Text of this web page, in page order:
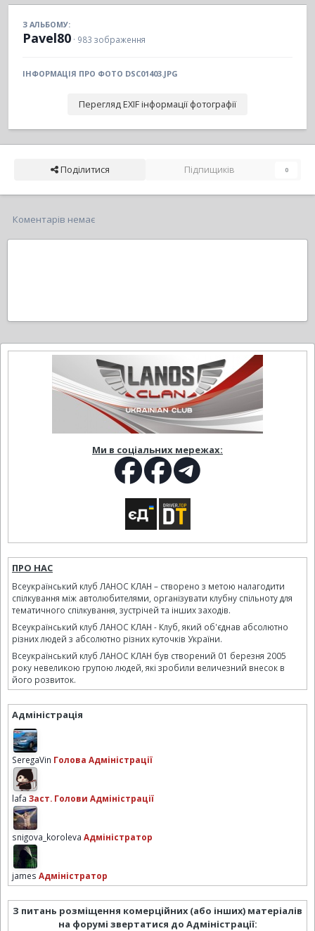
З АЛЬБОМУ:
Pavel80 · 983 зображення
ІНФОРМАЦІЯ ПРО ФОТО DSC01403.JPG
Перегляд EXIF інформації фотографії
Поділитися Підпищиків 0
Коментарів немає
Ми в соціальних мережах:
ПРО НАС
Всеукраїнський клуб ЛАНОС КЛАН – створено з метою налагодити
спілкування між автолюбителями, організувати клубну спільноту для
тематичного спілкування, зустрічей та інших заходів.
Всеукраїнський клуб ЛАНОС КЛАН - Клуб, який об'єднав абсолютно
різних людей з абсолютно різних куточків України.
Всеукраїнський клуб ЛАНОС КЛАН був створений 01 березня 2005
року невеликою групою людей, які зробили величезний внесок в
його розвиток.
Адміністрація
SeregaVin Голова Адміністрації
lafa Заст. Голови Адміністрації
snigova_koroleva Адміністратор
james Адміністратор
З питань розміщення комерційних (або інших) матеріалів
на форумі звертатися до Адміністрації: